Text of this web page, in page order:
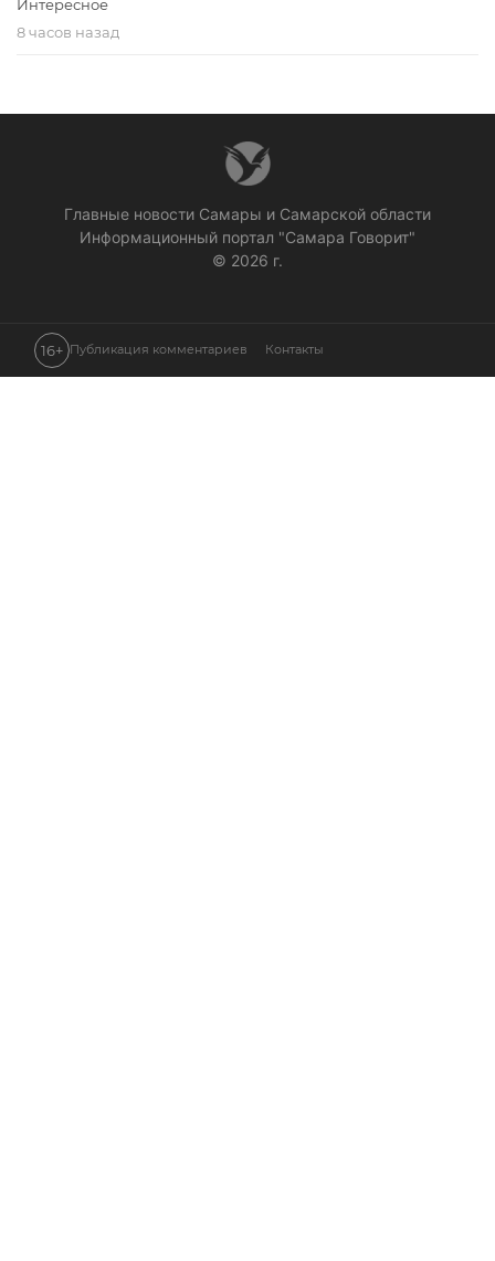
Интересное
8 часов назад
Главные новости Самары и Самарской области
Информационный портал "Самара Говорит"
© 2026 г.
16+ Публикация комментариев Контакты